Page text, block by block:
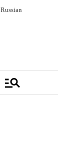
Russian
manage_search